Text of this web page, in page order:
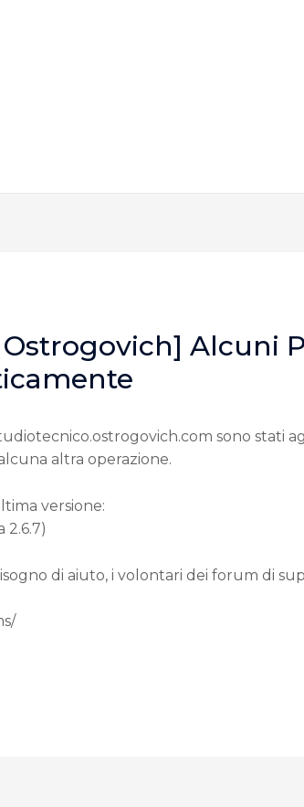
Alcuni
sono stati
altra operazione.
versione:
2.6.7)
di aiuto, i volontari dei forum di